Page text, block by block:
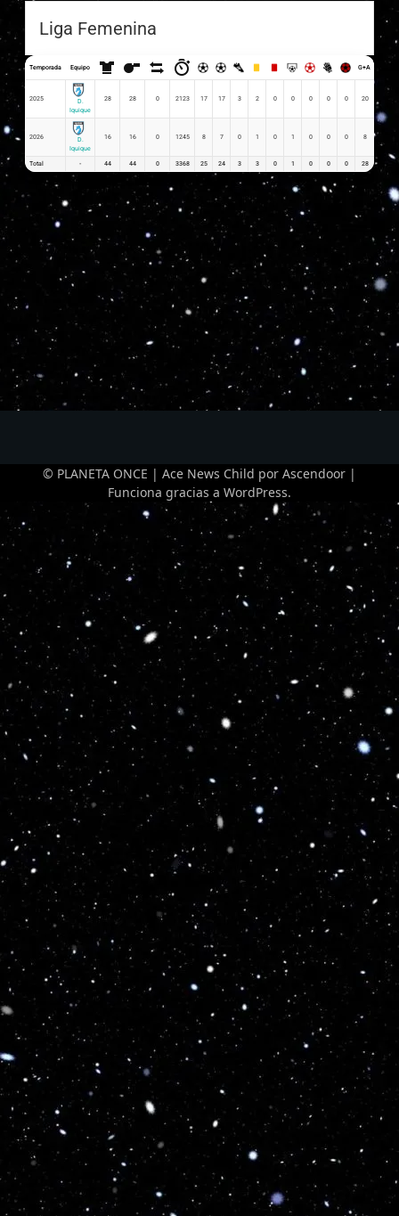
Liga Femenina
Temporada Equipo G+A
2025
D.
Iquique
28 28 0 2123 17 17 3 2 0 0 0 0 0 20
2026
D.
Iquique
16 16 0 1245 8 7 0 1 0 1 0 0 0 8
Total - 44 44 0 3368 25 24 3 3 0 1 0 0 0 28 1.11
© PLANETA ONCE | Ace News Child por Ascendoor |
Funciona gracias a WordPress.